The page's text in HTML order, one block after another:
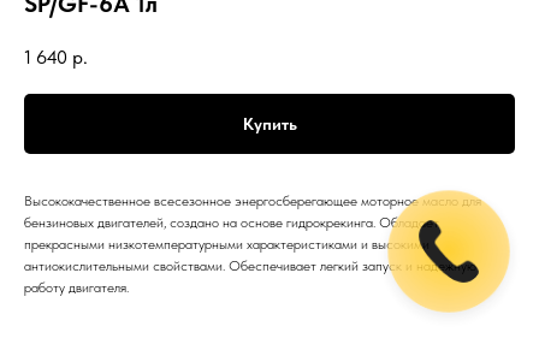
1 640 р.
Купить
Высококачественное всесезонное энергосберегающее моторное масло для
бензиновых двигателей, создано на основе гидрокрекинга. Обладает
прекрасными низкотемпературными характеристиками и высокими
антиокислительными свойствами. Обеспечивает легкий запуск и надежную
работу двигателя.